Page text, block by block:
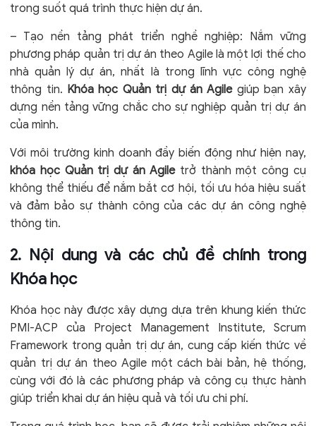
trong suốt quá trình thực hiện dự án.
– Tạo nền tảng phát triển nghề nghiệp: Nắm vững
phương pháp quản trị dự án theo Agile là một lợi thế cho
nhà quản lý dự án, nhất là trong lĩnh vực công nghệ
thông tin. Khóa học Quản trị dự án Agilegiúp bạn xây
dựng nền tảng vững chắc cho sự nghiệp quản trị dự án
của mình.
Với môi trường kinh doanh đầy biến động như hiện nay,
khóa học Quản trị dự án Agiletrở thành một công cụ
không thể thiếu để nắm bắt cơ hội, tối ưu hóa hiệu suất
và đảm bảo sự thành công của các dự án công nghệ
thông tin.
2. Nội dung và các chủ đề chính trong
Khóa học
Khóa học này được xây dựng dựa trên khung kiến thức
PMI-ACP của Project Management Institute, Scrum
Framework trong quản trị dự án, cung cấp kiến thức về
quản trị dự án theo Agile một cách bài bản, hệ thống,
cùng với đó là các phương pháp và công cụ thực hành
giúp triển khai dự án hiệu quả và tối ưu chi phí.